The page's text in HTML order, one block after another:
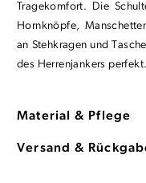
Tragekomfort. Die
Hornknöpfe,
an Stehkragen und
des Herrenjankers perfekt.
Material & Pflege
Versand &